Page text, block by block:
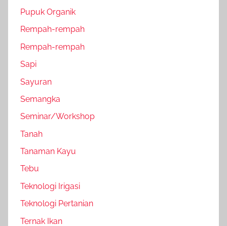
Pupuk Organik
Rempah-rempah
Rempah-rempah
Sapi
Sayuran
Semangka
Seminar/Workshop
Tanah
Tanaman Kayu
Tebu
Teknologi Irigasi
Teknologi Pertanian
Ternak Ikan